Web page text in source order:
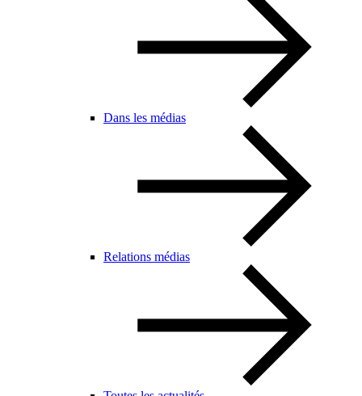
Dans les médias
Relations médias